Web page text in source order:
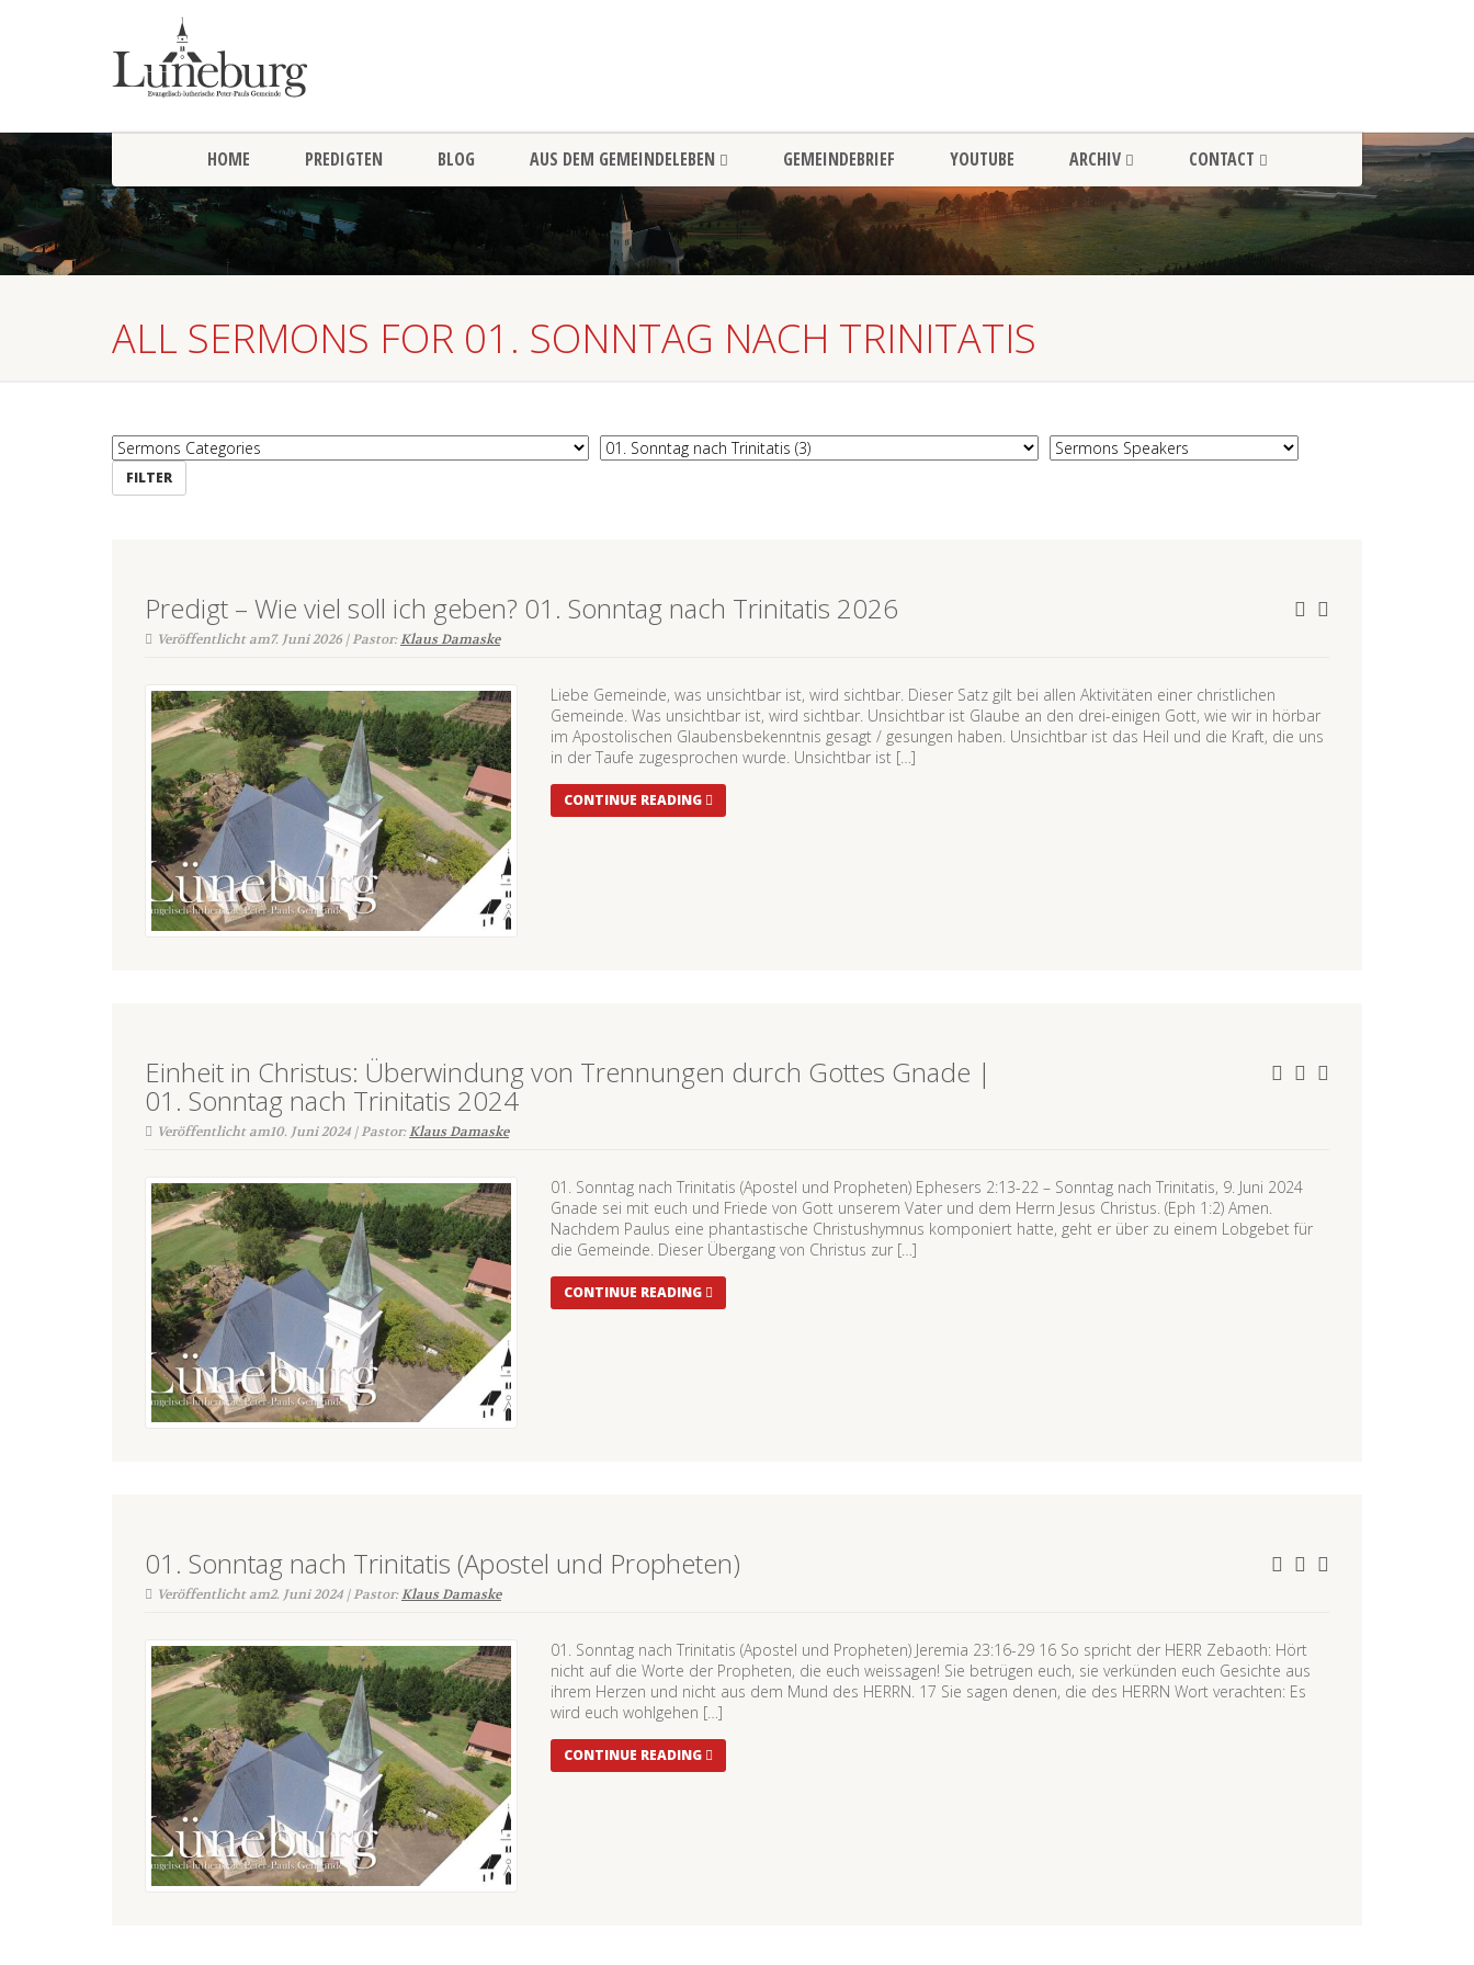
HOME PREDIGTEN BLOG AUS DEM GEMEINDELEBEN GEMEINDEBRIEF YOUTUBE ARCHIV CONTACT
ALL SERMONS FOR 01. SONNTAG NACH TRINITATIS
Predigt – Wie viel soll ich geben? 01. Sonntag nach Trinitatis 2026
Veröffentlicht am7. Juni 2026 | Pastor:Klaus Damaske
Liebe Gemeinde, was unsichtbar ist, wird sichtbar. Dieser Satz gilt bei allen Aktivitäten einer christlichen
Gemeinde. Was unsichtbar ist, wird sichtbar. Unsichtbar ist Glaube an den drei-einigen Gott, wie wir in hörbar
im Apostolischen Glaubensbekenntnis gesagt / gesungen haben. Unsichtbar ist das Heil und die Kraft, die uns
in der Taufe zugesprochen wurde. Unsichtbar ist […]
CONTINUE READING
Einheit in Christus: Überwindung von Trennungen durch Gottes Gnade |
01. Sonntag nach Trinitatis 2024
Veröffentlicht am10. Juni 2024 | Pastor:Klaus Damaske
01. Sonntag nach Trinitatis (Apostel und Propheten) Ephesers 2:13-22 – Sonntag nach Trinitatis, 9. Juni 2024
Gnade sei mit euch und Friede von Gott unserem Vater und dem Herrn Jesus Christus. (Eph 1:2) Amen.
Nachdem Paulus eine phantastische Christushymnus komponiert hatte, geht er über zu einem Lobgebet für
die Gemeinde. Dieser Übergang von Christus zur […]
CONTINUE READING
01. Sonntag nach Trinitatis (Apostel und Propheten)
Veröffentlicht am2. Juni 2024 | Pastor:Klaus Damaske
01. Sonntag nach Trinitatis (Apostel und Propheten) Jeremia 23:16-29 16 So spricht der HERR Zebaoth: Hört
nicht auf die Worte der Propheten, die euch weissagen! Sie betrügen euch, sie verkünden euch Gesichte aus
ihrem Herzen und nicht aus dem Mund des HERRN. 17 Sie sagen denen, die des HERRN Wort verachten: Es
wird euch wohlgehen […]
CONTINUE READING